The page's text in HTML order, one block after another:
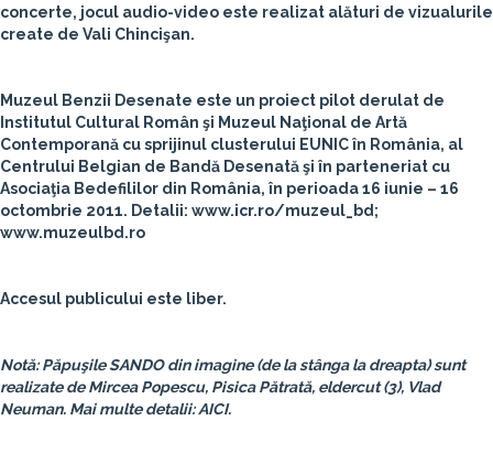
concerte, jocul audio-video este realizat alături de vizualurile
create de Vali Chincişan.
Muzeul Benzii Desenate este un proiect pilot derulat de
Institutul Cultural Român şi Muzeul Naţional de Artă
Contemporană cu sprijinul clusterului EUNIC în România, al
Centrului Belgian de Bandă Desenată şi în parteneriat cu
Asociaţia Bedefililor din România, în perioada 16 iunie – 16
octombrie 2011. Detalii: www.icr.ro/muzeul_bd;
www.muzeulbd.ro
Accesul publicului este liber.
Notă: Păpuşile SANDO din imagine (de la stânga la dreapta) sunt
realizate de Mircea Popescu, Pisica Pătrată, eldercut (3), Vlad
Neuman. Mai multe detalii: AICI.